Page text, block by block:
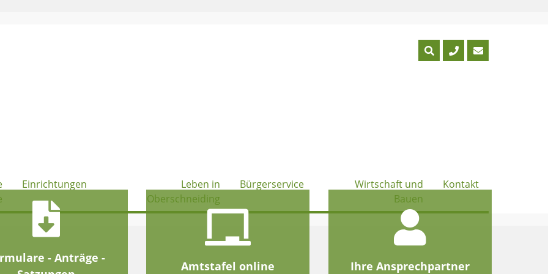
Einrichtungen
Leben in
Oberschneiding
Bürgerservice
Wirtschaft und
Bauen
Kontakt
- Anträge -
Amtstafel online Ihre Ansprechpartner